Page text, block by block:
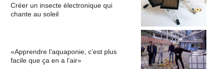
Créer un insecte électronique qui
chante au soleil
«Apprendre l’aquaponie, c’est plus
facile que ça en a l’air»